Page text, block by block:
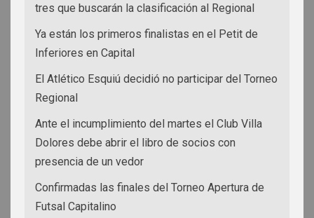
tres que buscarán la clasificación al Regional
Ya están los primeros finalistas en el Petit de
Inferiores en Capital
El Atlético Esquiú decidió no participar del Torneo
Regional
Ante el incumplimiento del martes el Club Villa
Dolores debe abrir el libro de socios con
presencia de un vedor
Confirmadas las finales del Torneo Apertura de
Futsal Capitalino